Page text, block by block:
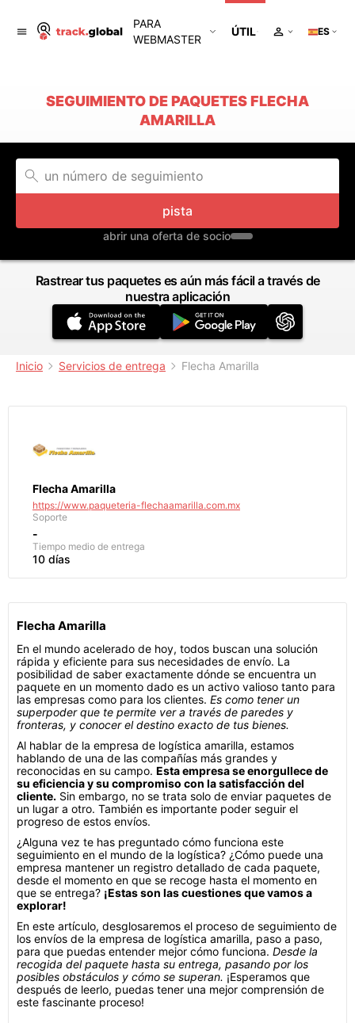
PARA
WEBMASTER
ÚTIL ES
SEGUIMIENTO DE PAQUETES FLECHA
AMARILLA
pista
abrir una oferta de socio
Rastrear tus paquetes es aún más fácil a través de
nuestra aplicación
Inicio Servicios de entrega Flecha Amarilla
Flecha Amarilla
https://www.paqueteria-flechaamarilla.com.mx
Soporte
-
Tiempo medio de entrega
10 días
Flecha Amarilla
En el mundo acelerado de hoy, todos buscan una solución
rápida y eficiente para sus necesidades de envío. La
posibilidad de saber exactamente dónde se encuentra un
paquete en un momento dado es un activo valioso tanto para
las empresas como para los clientes. Es como tener un
superpoder que te permite ver a través de paredes y
fronteras, y conocer el destino exacto de tus bienes.
Al hablar de la empresa de logística amarilla, estamos
hablando de una de las compañías más grandes y
reconocidas en su campo. Esta empresa se enorgullece de
su eficiencia y su compromiso con la satisfacción del
cliente. Sin embargo, no se trata solo de enviar paquetes de
un lugar a otro. También es importante poder seguir el
progreso de estos envíos.
¿Alguna vez te has preguntado cómo funciona este
seguimiento en el mundo de la logística? ¿Cómo puede una
empresa mantener un registro detallado de cada paquete,
desde el momento en que se recoge hasta el momento en
que se entrega? ¡Estas son las cuestiones que vamos a
explorar!
En este artículo, desglosaremos el proceso de seguimiento de
los envíos de la empresa de logística amarilla, paso a paso,
para que puedas entender mejor cómo funciona. Desde la
recogida del paquete hasta su entrega, pasando por los
posibles obstáculos y cómo se superan. ¡Esperamos que
después de leerlo, puedas tener una mejor comprensión de
este fascinante proceso!